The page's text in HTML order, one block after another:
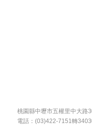
桃園縣中壢市五權里中大路
電話：(03)422-7151轉